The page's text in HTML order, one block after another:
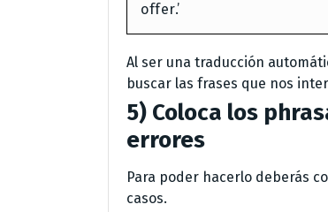
offer.’
Al ser una traducción
buscar las frases que nos
5) Coloca los
errores
Para poder hacerlo deberás
casos.